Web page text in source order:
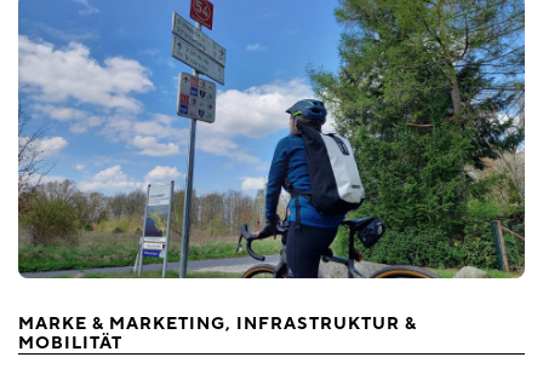
MARKE & MARKETING
INFRASTRUKTUR &
MOBILITÄT